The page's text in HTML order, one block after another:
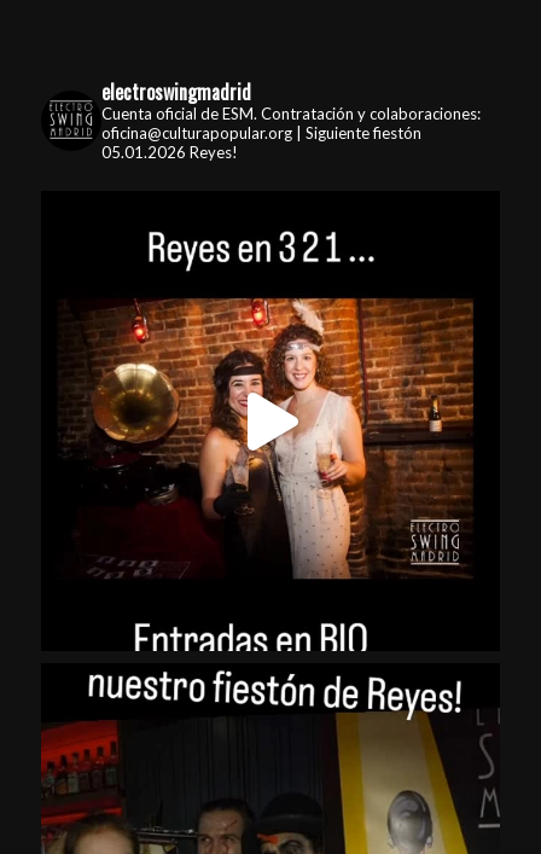
electroswingmadrid
Cuenta oficial de ESM. Contratación y colaboraciones:
oficina@culturapopular.org | Siguiente fiestón
05.01.2026 Reyes!